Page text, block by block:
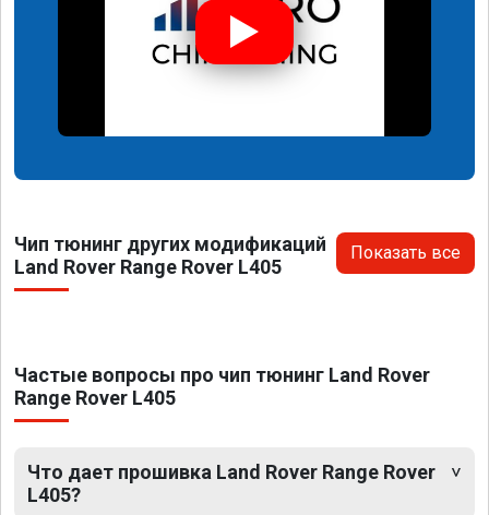
Чип тюнинг других модификаций
Land Rover Range Rover L405
Показать все
Частые вопросы про чип тюнинг Land Rover
Range Rover L405
Что дает прошивка Land Rover Range Rover
L405?